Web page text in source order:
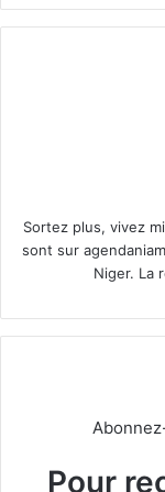
Sortez plus, vivez
sont sur
Niger. La
Pour